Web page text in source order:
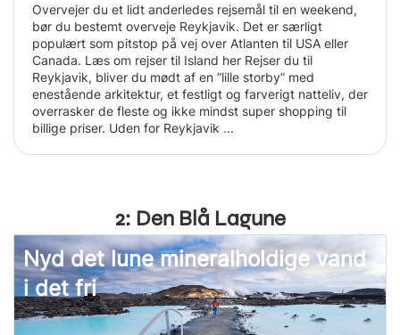
Overvejer du et lidt anderledes rejsemål til en weekend,
bør du bestemt overveje Reykjavik. Det er særligt
populært som pitstop på vej over Atlanten til USA eller
Canada. Læs om rejser til Island her Rejser du til
Reykjavik, bliver du mødt af en ”lille storby” med
enestående arkitektur, et festligt og farverigt natteliv, der
overrasker de fleste og ikke mindst super shopping til
billige priser. Uden for Reykjavik ...
2: Den Blå Lagune
Nyd det lune mineralholdige vand
i det fri